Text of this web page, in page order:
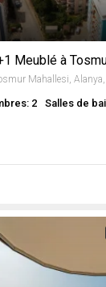
Meublé à
2 Salles de